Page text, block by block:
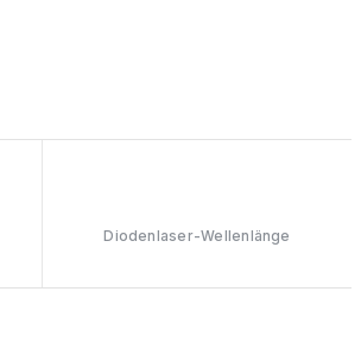
Diodenlaser-Wellenlänge